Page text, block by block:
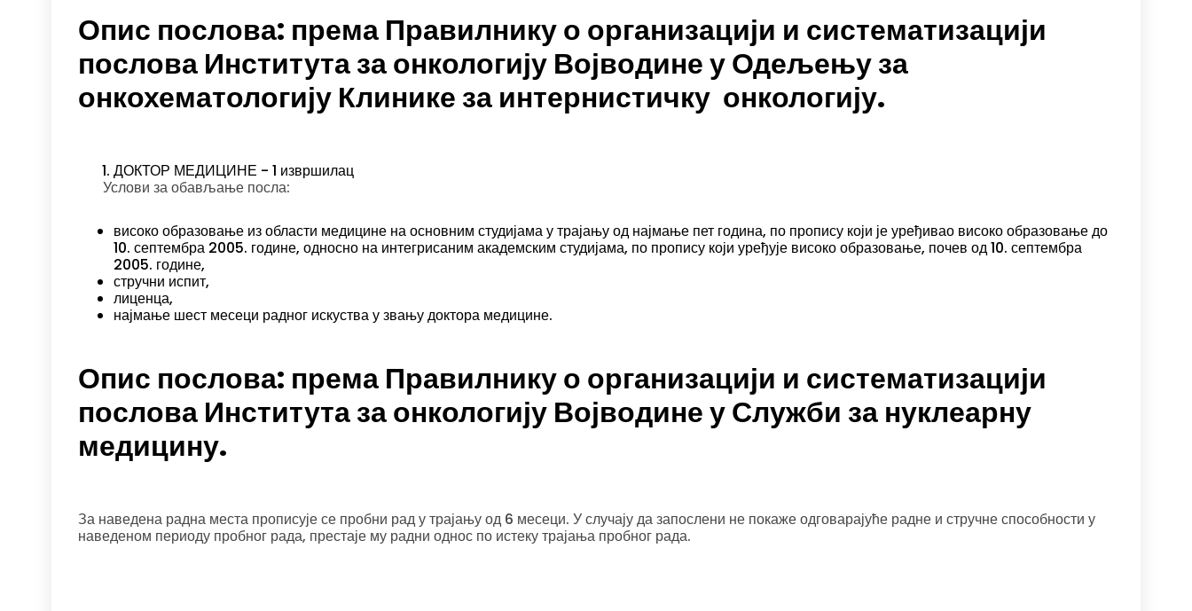
Опис послова: према Правилнику о организацији и систематизацији
послова Института за онкологију Војводине у Одељењу за
онкохематологију Клинике за интернистичку онкологију.
ДОКТОР МЕДИЦИНЕ - 1 извршилац
Услови за обављање посла:
високо образовање из области медицине на основним студијама у трајању од најмање пет година, по пропису који је уређивао високо образовање до
10. септембра 2005. године, односно на интегрисаним академским студијама, по пропису који уређује високо образовање, почев од 10. септембра
2005. године,
стручни испит,
лиценца,
најмање шест месеци радног искуства у звању доктора медицине.
Опис послова: према Правилнику о организацији и систематизацији
послова Института за онкологију Војводине у Служби за нуклеарну
медицину.
За наведена радна места прописује се пробни рад у трајању од 6 месеци. У случају да запослени не покаже одговарајуће радне и стручне способности у
наведеном периоду пробног рада, престаје му радни однос по истеку трајања пробног рада.